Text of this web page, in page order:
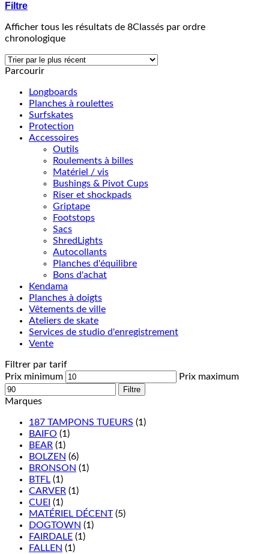
Filtre
Afficher tous les résultats de 8Classés par ordre
chronologique
Parcourir
Longboards
Planches à roulettes
Surfskates
Protection
Accessoires
Outils
Roulements à billes
Matériel / vis
Bushings & Pivot Cups
Riser et shockpads
Griptape
Footstops
Sacs
ShredLights
Autocollants
Planches d'équilibre
Bons d'achat
Kendama
Planches à doigts
Vêtements de ville
Ateliers de skate
Services de studio d'enregistrement
Vente
Filtrer par tarif
Prix minimum
Prix maximum
Filtre
Marques
187 TAMPONS TUEURS (1)
BAIFO (1)
BEAR (1)
BOLZEN (6)
BRONSON (1)
BTFL (1)
CARVER (1)
CUEI (1)
MATÉRIEL DÉCENT (5)
DOGTOWN (1)
FAIRDALE (1)
FALLEN (1)